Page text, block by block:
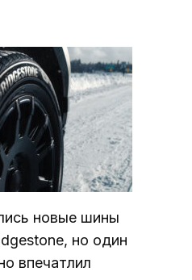
новые шины
но один
впечатлил